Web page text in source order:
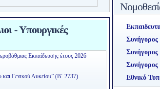
Υπουργικές
Εκπαίδευσης έτους 2026
Γενικού Λυκείου” (Β΄ 2737)
Συνήγορος
Συνήγορος
Εθνικό